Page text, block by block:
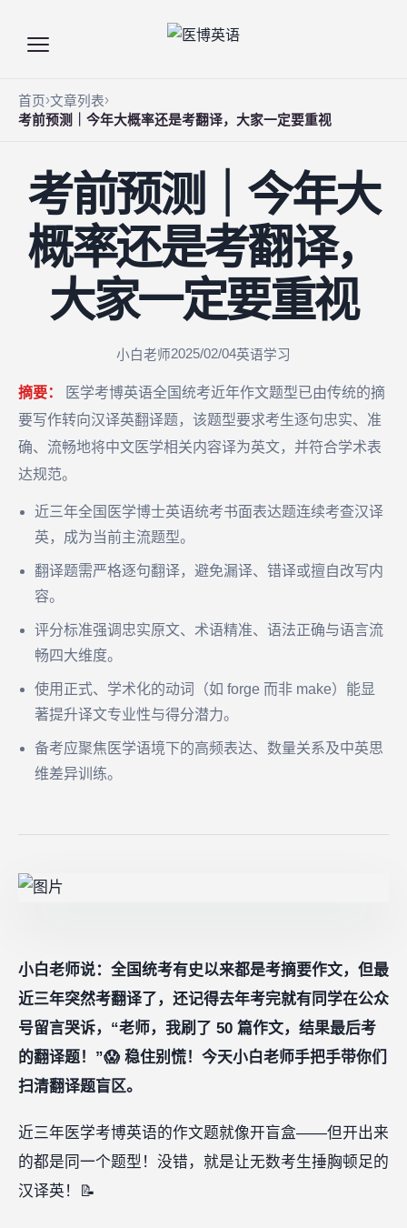
首页 文章列表
考前预测｜今年大概率还是考翻译，大家一定要重视
考前预测｜今年大
概率还是考翻译，
大家一定要重视
小白老师2025/02/04英语学习
摘要：
医学考博英语全国统考近年作文题型已由传统的摘
要写作转向汉译英翻译题，该题型要求考生逐句忠实、准
确、流畅地将中文医学相关内容译为英文，并符合学术表
达规范。
近三年全国医学博士英语统考书面表达题连续考查汉译
英，成为当前主流题型。
翻译题需严格逐句翻译，避免漏译、错译或擅自改写内
容。
评分标准强调忠实原文、术语精准、语法正确与语言流
畅四大维度。
使用正式、学术化的动词（如 forge 而非 make）能显
著提升译文专业性与得分潜力。
备考应聚焦医学语境下的高频表达、数量关系及中英思
维差异训练。
小白老师说：全国统考有史以来都是考摘要作文，但最
近三年突然考翻译了，还记得去年考完就有同学在公众
号留言哭诉，“老师，我刷了 50 篇作文，结果最后考
的翻译题！”😱 稳住别慌！今天小白老师手把手带你们
扫清翻译题盲区。
近三年医学考博英语的作文题就像开盲盒——但开出来
的都是同一个题型！没错，就是让无数考生捶胸顿足的
汉译英！📝